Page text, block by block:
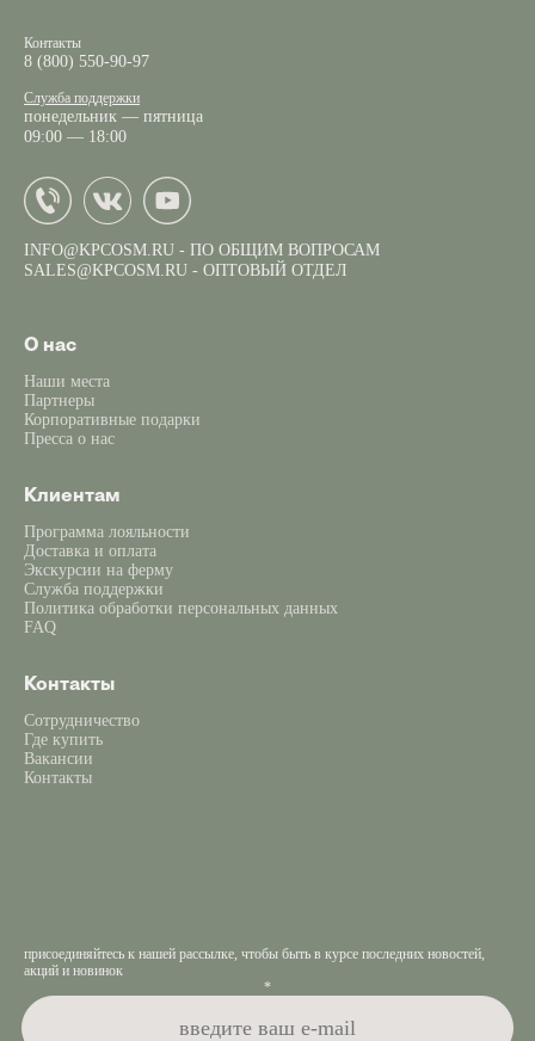
присоединяйтесь к нашей рассылке, чтобы быть в курсе последних новостей,
акций и новинок
*
Контакты
8 (800) 550-90-97
Служба поддержки
понедельник — пятница
09:00 — 18:00
INFO@KPCOSM.RU - ПО ОБЩИМ ВОПРОСАМ
SALES@KPCOSM.RU - ОПТОВЫЙ ОТДЕЛ
О нас
Наши места
Партнеры
Корпоративные подарки
Пресса о нас
Клиентам
Программа лояльности
Доставка и оплата
Экскурсии на ферму
Служба поддержки
Политика обработки персональных данных
FAQ
Контакты
Сотрудничество
Где купить
Вакансии
Контакты